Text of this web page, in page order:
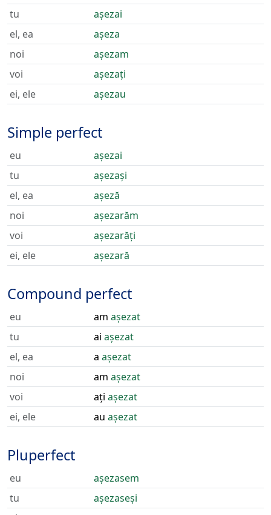
tu
așezai
el, ea
așeza
noi
așezam
voi
așezați
ei, ele
așezau
Simple perfect
eu
așezai
tu
așezași
el, ea
așeză
noi
așezarăm
voi
așezarăți
ei, ele
așezară
Compound perfect
eu am așezat
tu
ai așezat
el, ea
a așezat
noi
am așezat
voi
ați așezat
ei, ele
au așezat
Pluperfect
eu
așezasem
tu
așezaseși